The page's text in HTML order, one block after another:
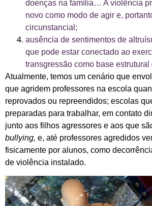
doenças na família… A violência
novo como modo de agir e,
circunstancial;
ausência de sentimentos de
que pode estar conectado ao
transgressão como base
Atualmente, temos um cenário que
que agridem professores na escola
reprovados ou repreendidos; escolas
preparadas para trabalhar, em contato
junto aos filhos agressores e aos que
bullying, e, até professores agredidos
fisicamente por alunos, como
de violência instalado.